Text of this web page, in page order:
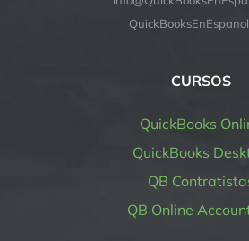
CURSOS
QuickBooks
QuickBooks
QB
QB Online